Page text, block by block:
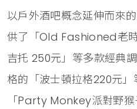
以戶外酒吧概念延伸而來
供了「Old Fashioned老
吉托 250元」等多款經典
格的「波士頓拉格220元
「Party Monkey派對野